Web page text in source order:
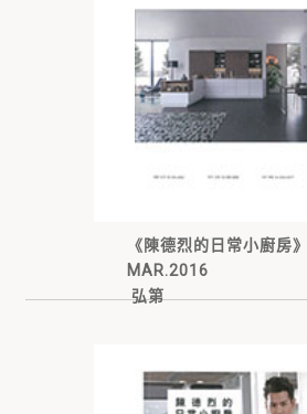
《陳德烈的日常小廚房》
MAR.2016
弘第